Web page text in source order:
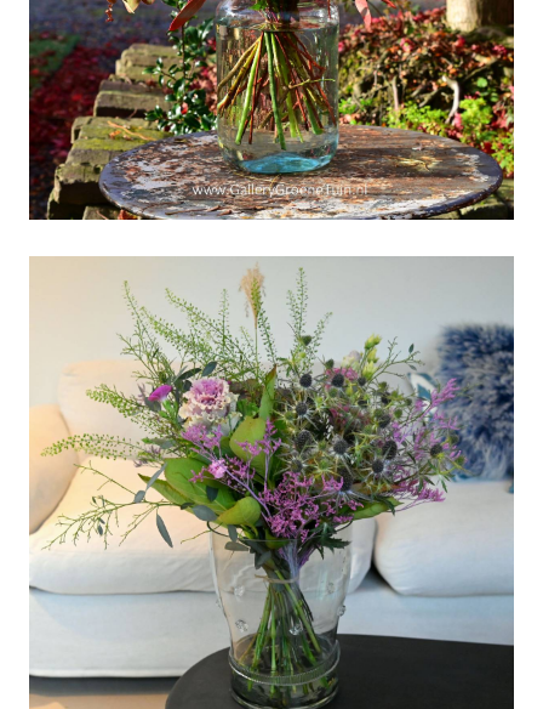
BTW-verhoging-
afgeblazen
Nog 48 dagen